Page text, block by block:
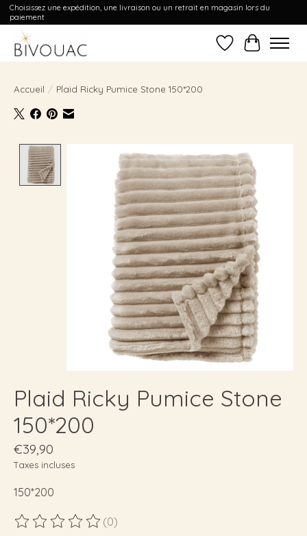
Choisissez une expédition, une livraison ou un retrait en magasin lors du
paiement
Liste dePanier
Accueil / Plaid Ricky Pumice Stone 150*200
Product image slideshow Items
Plaid Ricky Pumice Stone
150*200
€39,90
Taxes incluses
150*200
Ce produit est évalué à
(0)